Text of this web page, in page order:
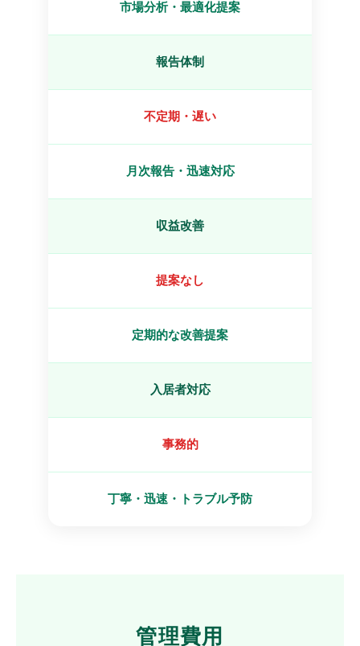
市場分析・最適化提案
報告体制
不定期・遅い
月次報告・迅速対応
収益改善
提案なし
定期的な改善提案
入居者対応
事務的
丁寧・迅速・トラブル予防
管理費用